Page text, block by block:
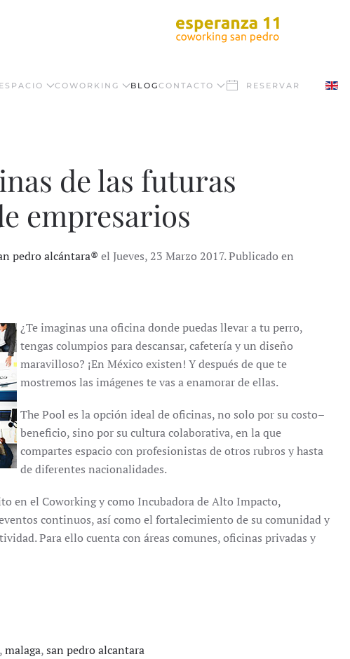
ESPACIO COWORKING BLOGCONTACTO RESERVAR
de las futuras
empresarios
pedro alcántara® el Jueves, 23 Marzo 2017. Publicado en
¿Te imaginas una oficina donde puedas llevar a tu perro,
tengas columpios para descansar, cafetería y un diseño
maravilloso? ¡En México existen! Y después de que te
mostremos las imágenes te vas a enamorar de ellas.
The Pool es la opción ideal de oficinas, no solo por su costo–
beneficio, sino por su cultura colaborativa, en la que
compartes espacio con profesionistas de otros rubros y hasta
de diferentes nacionalidades.
en el Coworking y como Incubadora de Alto Impacto,
continuos, así como el fortalecimiento de su comunidad y
Para ello cuenta con áreas comunes, oficinas privadas y
,malaga,san pedro alcantara